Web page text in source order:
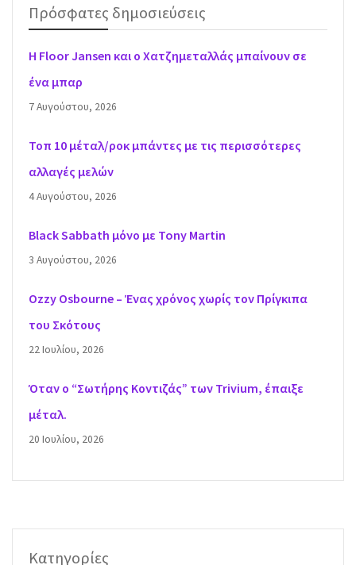
Πρόσφατες δημοσιεύσεις
H Floor Jansen και ο Χατζημεταλλάς μπαίνουν σε
ένα μπαρ
7 Αυγούστου, 2026
Τοπ 10 μέταλ/ροκ μπάντες με τις περισσότερες
αλλαγές μελών
4 Αυγούστου, 2026
Black Sabbath μόνο με Tony Martin
3 Αυγούστου, 2026
Ozzy Osbourne – Ένας χρόνος χωρίς τον Πρίγκιπα
του Σκότους
22 Ιουλίου, 2026
Όταν ο “Σωτήρης Κοντιζάς” των Trivium, έπαιξε
μέταλ.
20 Ιουλίου, 2026
Κατηγορίες